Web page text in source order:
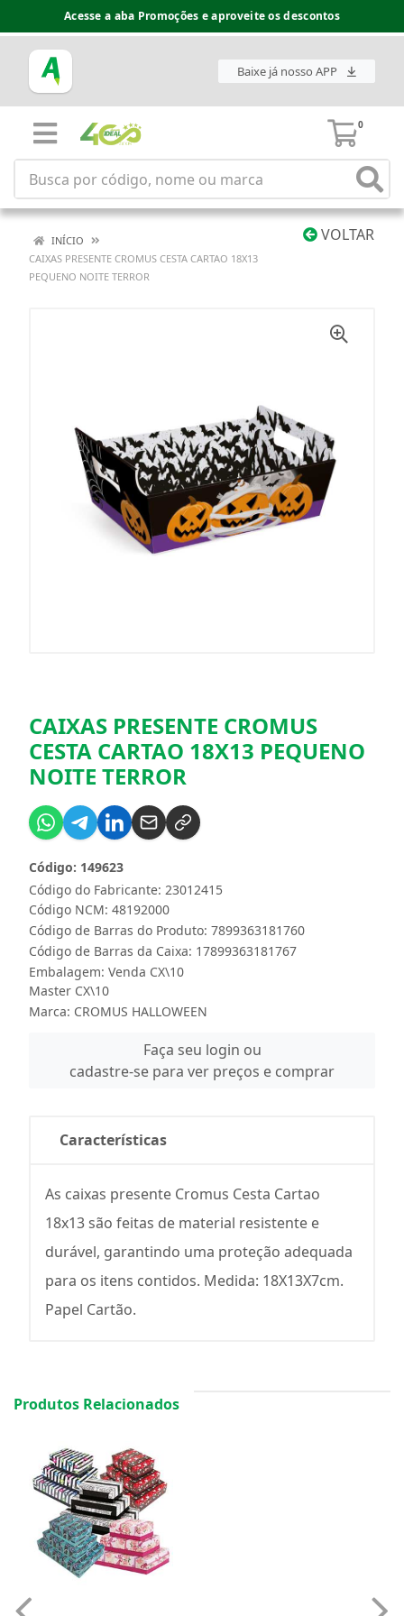
Acesse a aba Promoções e aproveite os descontos
Baixe já nosso APP
0
VOLTAR
INÍCIO
CAIXAS PRESENTE CROMUS CESTA CARTAO 18X13
PEQUENO NOITE TERROR
CAIXAS PRESENTE CROMUS
CESTA CARTAO 18X13 PEQUENO
NOITE TERROR
Código do Fabricante: 23012415
Código: 149623
Código NCM: 48192000
Código de Barras do Produto: 7899363181760
Código de Barras da Caixa: 17899363181767
Embalagem: Venda CX\10
Master CX\10
Marca: CROMUS HALLOWEEN
Faça seu login ou
cadastre-se para ver preços e comprar
Características
As caixas presente Cromus Cesta Cartao
18x13 são feitas de material resistente e
durável, garantindo uma proteção adequada
para os itens contidos. Medida: 18X13X7cm.
Papel Cartão.
Produtos Relacionados